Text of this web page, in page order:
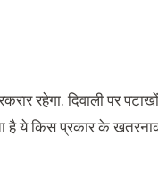
रहेगा. दिवाली पर
ये किस प्रकार के